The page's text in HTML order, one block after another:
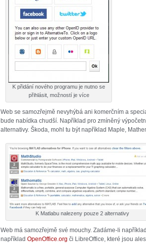
K přidání nového programu je nutno se
přihlásit, možností je více
Web se samozřejmě nevyhýbá ani komerčním a
bude nabídka chudší. Například pro zmíněný
alternativy. Škoda, mohl tu být například Maple,
K Matlabu nalezeny pouze 2 alternativy
Web má samozřejmě své mouchy. Zadáme-li
například OpenOffice.org či LibreOffice, které jsou